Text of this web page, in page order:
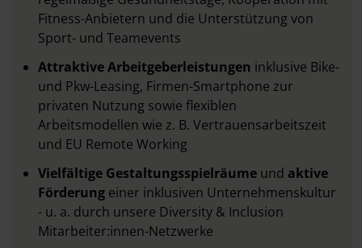
Fitness-Anbietern und die Unterstützung von
Sport- und Teamevents
Attraktive Arbeitgeberleistungen inklusive Bike-
und Pkw-Leasing, Firmen-Smartphone zur
privaten Nutzung sowie flexiblen
Arbeitsmodellen wie z. B. Vertrauensarbeitszeit
und EU Remote Working
Vielfältige Gestaltungsspielräume und aktive
Förderung einer inklusiven Unternehmenskultur
- u. a. durch unsere Diversity & Inclusion
Mitarbeiter:innen-Netzwerke